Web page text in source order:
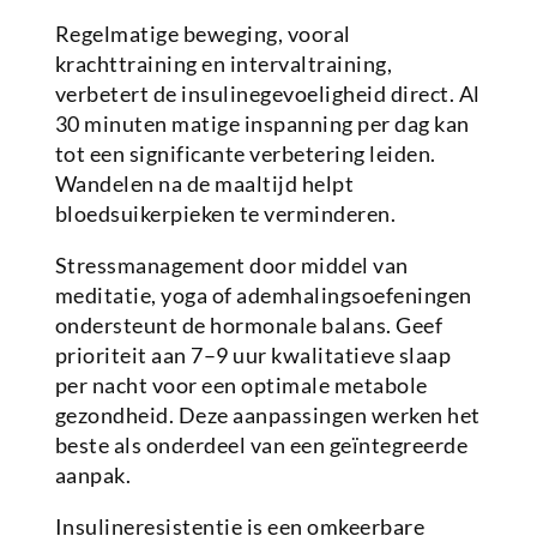
Regelmatige beweging, vooral
krachttraining en intervaltraining,
verbetert de insulinegevoeligheid direct. Al
30 minuten matige inspanning per dag kan
tot een significante verbetering leiden.
Wandelen na de maaltijd helpt
bloedsuikerpieken te verminderen.
Stressmanagement door middel van
meditatie, yoga of ademhalingsoefeningen
ondersteunt de hormonale balans. Geef
prioriteit aan 7–9 uur kwalitatieve slaap
per nacht voor een optimale metabole
gezondheid. Deze aanpassingen werken het
beste als onderdeel van een geïntegreerde
aanpak.
Insulineresistentie is een omkeerbare